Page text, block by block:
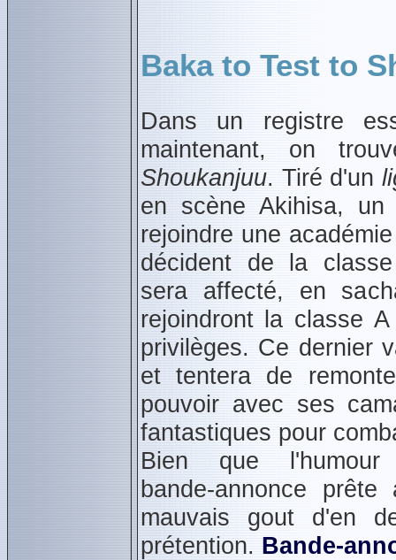
Baka to Test to
Dans un registre
maintenant, on
Shoukanjuu. Tiré d'un
en scène Akihisa,
rejoindre une
décident de la
sera affecté, en
rejoindront la classe
privilèges. Ce dernier
et tentera de
pouvoir avec ses
fantastiques pour
Bien que
bande‑annonce
mauvais gout d'en
prétention.